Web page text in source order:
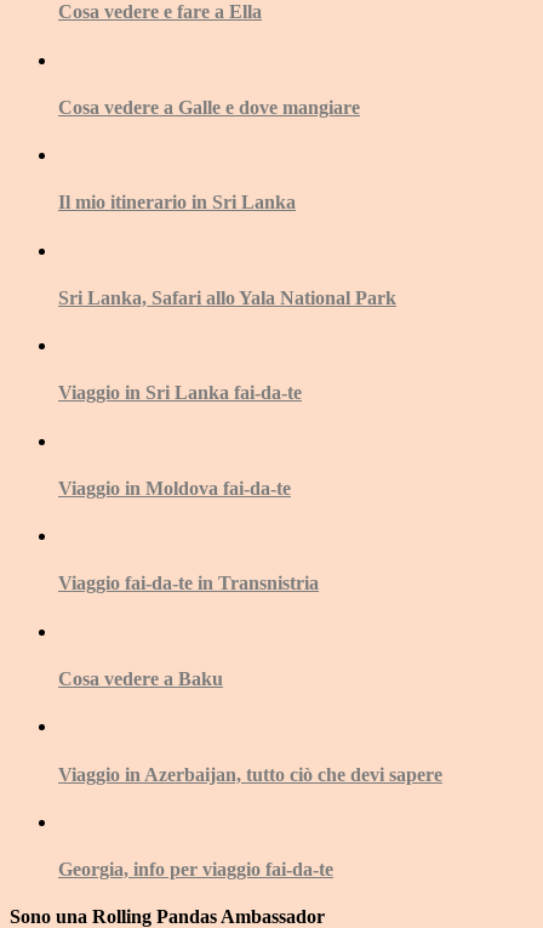
Cosa vedere e fare a Ella
Cosa vedere a Galle e dove mangiare
Il mio itinerario in Sri Lanka
Sri Lanka, Safari allo Yala National Park
Viaggio in Sri Lanka fai-da-te
Viaggio in Moldova fai-da-te
Viaggio fai-da-te in Transnistria
Cosa vedere a Baku
Viaggio in Azerbaijan, tutto ciò che devi sapere
Georgia, info per viaggio fai-da-te
Sono una Rolling Pandas Ambassador